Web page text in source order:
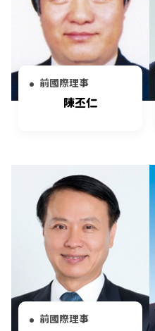
前國際理事
陳丕仁
前國際理事